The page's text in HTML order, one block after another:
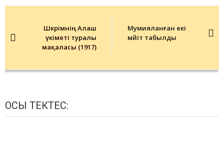
navigationШәкәрімнің Алаш
үкіметі туралы
мақаласы (1917)
Мумияланған екі
мәйіт табылды
ОСЫ ТЕКТЕС: